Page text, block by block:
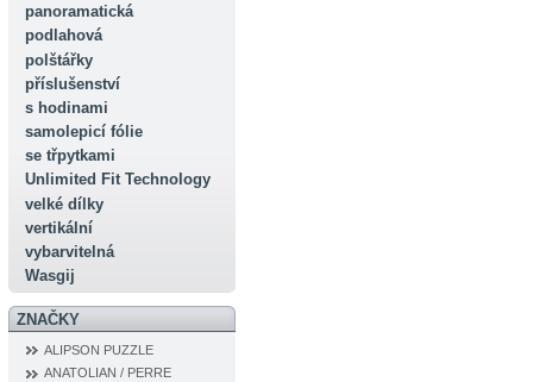
panoramatická
podlahová
polštářky
příslušenství
s hodinami
samolepicí fólie
se třpytkami
Unlimited Fit Technology
velké dílky
vertikální
vybarvitelná
Wasgij
ZNAČKY
ALIPSON PUZZLE
ANATOLIAN / PERRE